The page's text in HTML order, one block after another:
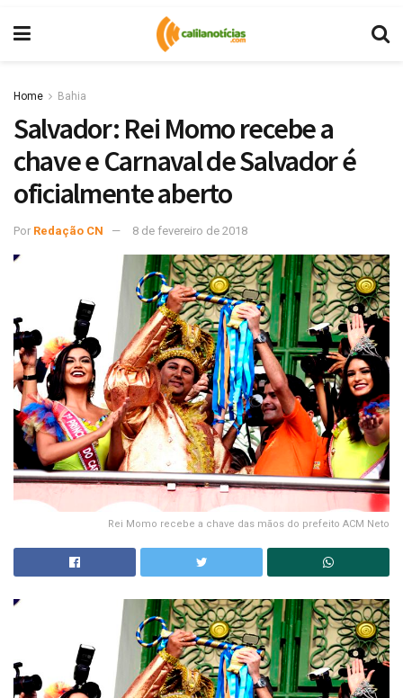
Home Bahia
Salvador: Rei Momo recebe a
chave e Carnaval de Salvador é
oficialmente aberto
Por Redação CN 8 de fevereiro de 2018
Rei Momo recebe a chave das mãos do prefeito ACM Neto